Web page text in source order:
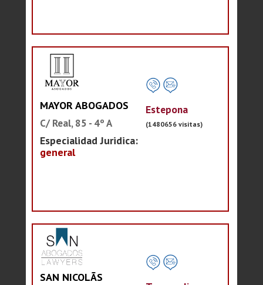
MAYOR ABOGADOS
C/ Real, 85 - 4º A
Especialidad Juridica:
general
Estepona
(1480656 visitas)
SAN NICOLÃS